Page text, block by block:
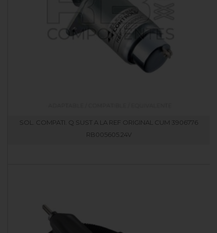
SOL. COMPATI. Q SUST A LA REF ORIGINAL CUM 3906776
RB005605.24V